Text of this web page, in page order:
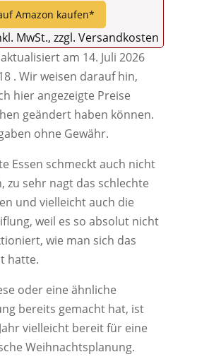
Amazon kaufen*
MwSt., zzgl. Versandkosten
am 14. Juli 2026
. Wir weisen darauf hin,
hier angezeigte Preise
geändert haben können.
ohne Gewähr.
Essen schmeckt auch nicht
zu sehr nagt das schlechte
und vielleicht auch die
weil es so absolut nicht
wie man sich das
hatte.
oder eine ähnliche
bereits gemacht hat, ist
vielleicht bereit für eine
Weihnachtsplanung.